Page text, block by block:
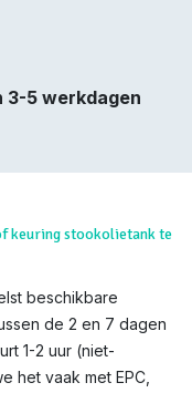
3-5 werkdagen
keuring stookolietank te
beschikbare
de 2 en 7 dagen
1-2 uur (niet-
het vaak met EPC,